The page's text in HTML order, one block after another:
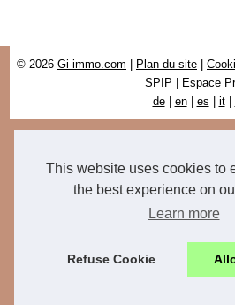
This website uses cookies to
the best experience on
Learn more
Refuse Cookie
© 2026 Gi-immo.com | Plan du site |
SPIP | Espace
de| en| es | it|